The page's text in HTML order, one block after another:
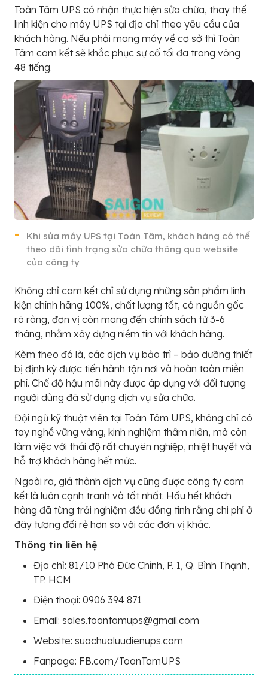
Toàn Tâm UPS có nhận thực hiện sửa chữa, thay thế
linh kiện cho máy UPS tại địa chỉ theo yêu cầu của
khách hàng. Nếu phải mang máy về cơ sở thì Toàn
Tâm cam kết sẽ khắc phục sự cố tối đa trong vòng
48 tiếng.
Khi sửa máy UPS tại Toàn Tâm, khách hàng có thể
theo dõi tình trạng sửa chữa thông qua website
của công ty
Không chỉ cam kết chỉ sử dụng những sản phẩm linh
kiện chính hãng 100%, chất lượng tốt, có nguồn gốc
rõ ràng, đơn vị còn mang đến chính sách từ 3-6
tháng, nhằm xây dựng niềm tin với khách hàng.
Kèm theo đó là, các dịch vụ bảo trì – bảo dưỡng thiết
bị định kỳ được tiến hành tận nơi và hoàn toàn miễn
phí. Chế độ hậu mãi này được áp dụng với đối tượng
người dùng đã sử dụng dịch vụ sửa chữa.
Đội ngũ kỹ thuật viên tại Toàn Tâm UPS, không chỉ có
tay nghề vững vàng, kinh nghiệm thâm niên, mà còn
làm việc với thái độ rất chuyên nghiệp, nhiệt huyết và
hỗ trợ khách hàng hết mức.
Ngoài ra, giá thành dịch vụ cũng được công ty cam
kết là luôn cạnh tranh và tốt nhất. Hầu hết khách
hàng đã từng trải nghiệm đều đồng tình rằng chi phí ở
đây tương đối rẻ hơn so với các đơn vị khác.
Thông tin liên hệ
Địa chỉ: 81/10 Phó Đức Chính, P. 1, Q. Bình Thạnh,
TP. HCM
Điện thoại: 0906 394 871
Email: sales.toantamups@gmail.com
Website: suachualuudienups.com
Fanpage: FB.com/ToanTamUPS